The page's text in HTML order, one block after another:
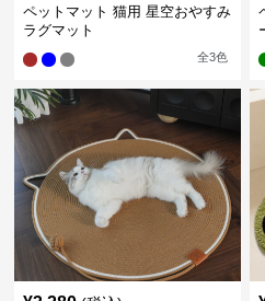
ペットマット 猫用 星空おやすみ
ラグマット
全3色